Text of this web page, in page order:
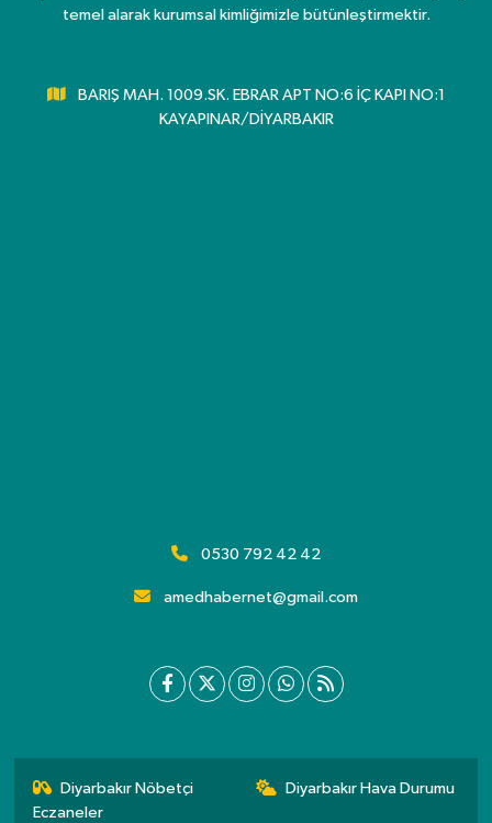
temel alarak kurumsal kimliğimizle bütünleştirmektir.
BARIŞ MAH. 1009.SK. EBRAR APT NO:6 İÇ KAPI NO:1
KAYAPINAR/DİYARBAKIR
0530 792 42 42
amedhabernet@gmail.com
Diyarbakır Nöbetçi
Eczaneler
Diyarbakır Hava Durumu